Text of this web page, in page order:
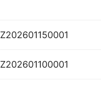
Z202601150001
Z202601100001